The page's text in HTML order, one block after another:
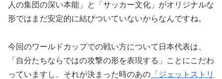
人の集団の深い本能」と「サッカー文化」がオリジナルな
形ではまだ安定的に結びついていないからなんですね。
今回のワールドカップでの戦い方について日本代表は、
「自分たちならではの攻撃の形を表現する」ことにこだわ
っていますし、それが決まった時のあの 「ジェットストリ